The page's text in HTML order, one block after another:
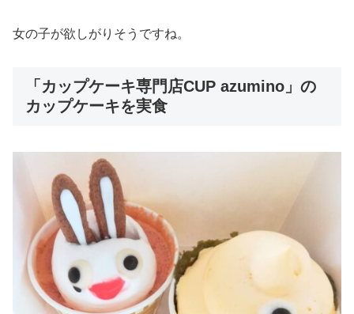
女の子が欲しがりそうですね。
「カップケーキ専門店CUP azumino」の
カップケーキを実食